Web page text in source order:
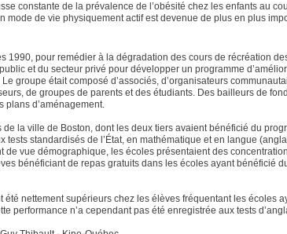
constante de la prévalence de l’obésité chez les enfants au
mode de vie physiquement actif est devenue de plus en plus
1990, pour remédier à la dégradation des cours de récréation
et du secteur privé pour développer un programme
groupe était composé d’associés, d’organisateurs
de groupes de parents et des étudiants. Des bailleurs de
plans d’aménagement.
la ville de Boston, dont les deux tiers avaient bénéficié du
standardisés de l’État, en mathématique et en langue
de vue démographique, les écoles présentaient des
bénéficiant de repas gratuits dans les écoles ayant bénéficié
été nettement supérieurs chez les élèves fréquentant les écoles
performance n’a cependant pas été enregistrée aux tests